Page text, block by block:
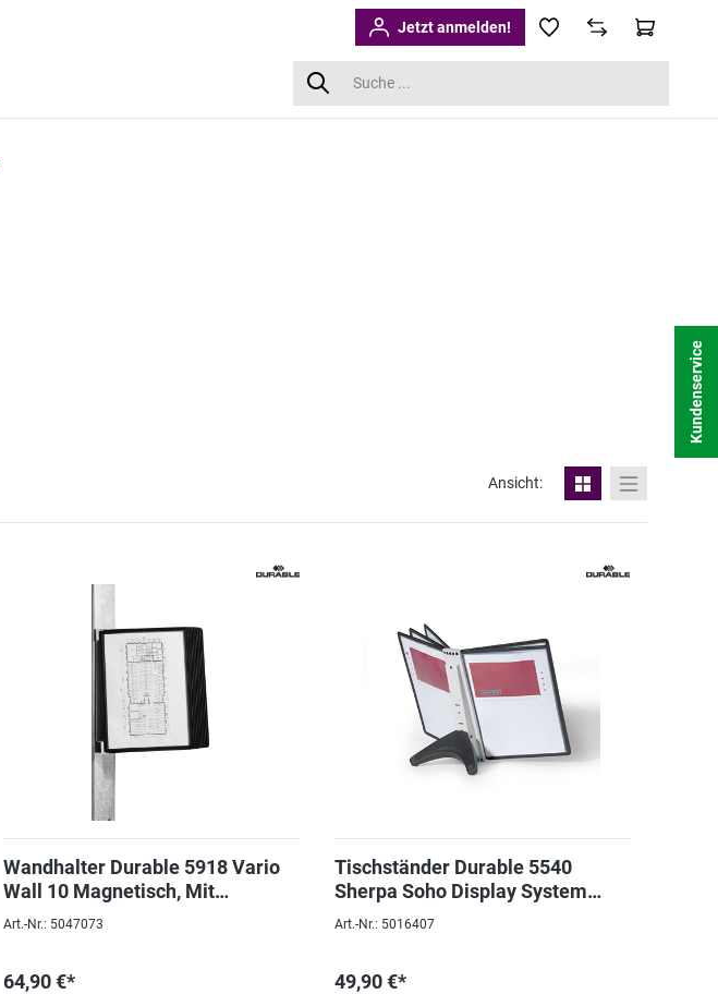
Jetzt anmelden!
Ansicht:
Wandhalter Durable 5918 Vario
Wall 10 Magnetisch, Mit
Sichttafeln A4 Schwarz
Art.-Nr.: 5047073
64,90 €*
Tischständer Durable 5540
Sherpa Soho Display System
Table 5
Art.-Nr.: 5016407
49,90 €*
Kundenservice